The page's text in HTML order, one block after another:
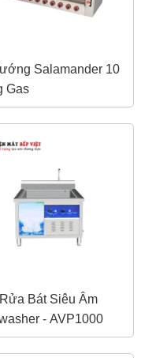
Salamander 10
Gas
Bát Siêu Âm
- AVP1000